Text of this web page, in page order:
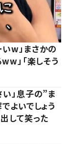
w」まさかの
」「楽しそう
」息子の”ま
よいでしょう
して笑った